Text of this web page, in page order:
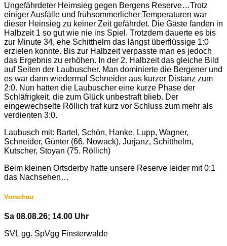
Ungefährdeter Heimsieg gegen Bergens Reserve…Trotz
einiger Ausfälle und frühsommerlicher Temperaturen war
dieser Heinsieg zu keiner Zeit gefährdet. Die Gäste fanden in
Halbzeit 1 so gut wie nie ins Spiel. Trotzdem dauerte es bis
zur Minute 34, ehe Schitthelm das längst überflüssige 1:0
erzielen konnte. Bis zur Halbzeit verpasste man es jedoch
das Ergebnis zu erhöhen. In der 2. Halbzeit das gleiche Bild
auf Seiten der Laubuscher. Man dominierte die Bergener und
es war dann wiedermal Schneider aus kurzer Distanz zum
2:0. Nun hatten die Laubuscher eine kurze Phase der
Schläfrigkeit, die zum Glück unbestraft blieb. Der
eingewechselte Röllich traf kurz vor Schluss zum mehr als
verdienten 3:0.
Laubusch mit: Bartel, Schön, Hanke, Lupp, Wagner,
Schneider, Günter (66. Nowack), Jurjanz, Schitthelm,
Kutscher, Stoyan (75. Röllich)
Beim kleinen Ortsderby hatte unsere Reserve leider mit 0:1
das Nachsehen…
Vorschau
Sa 08.08.26; 14.00 Uhr
SVL gg. SpVgg Finsterwalde